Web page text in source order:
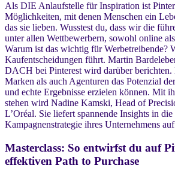
Als DIE Anlaufstelle für Inspiration ist
Möglichkeiten, mit denen Menschen ein
das sie lieben. Wusstest du, dass wir die
unter allen Wettbewerbern, sowohl online
Warum ist das wichtig für Werbetreibende?
Kaufentscheidungen führt. Martin
DACH bei Pinterest wird darüber
Marken als auch Agenturen das Potenzial
und echte Ergebnisse erzielen können. Mit
stehen wird Nadine Kamski, Head of
L’Oréal. Sie liefert spannende Insights in
Kampagnenstrategie ihres Unternehmens
Masterclass: So entwirfst du auf
effektiven Path to Purchase